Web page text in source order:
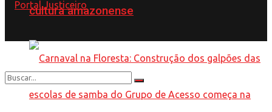
cultura amazonense